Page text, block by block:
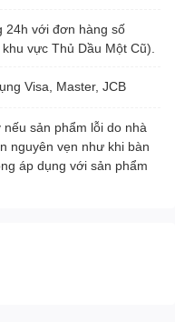
24h với đơn hàng số
vực Thủ Dầu Một Cũ).
Visa, Master, JCB
sản phẩm lỗi do nhà
nguyên vẹn như khi bàn
áp dụng với sản phẩm